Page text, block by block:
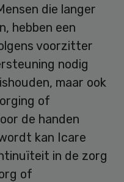
die langer
hebben een
voorzitter
nodig
maar ook
of
de handen
kan Icare
in de zorg
of